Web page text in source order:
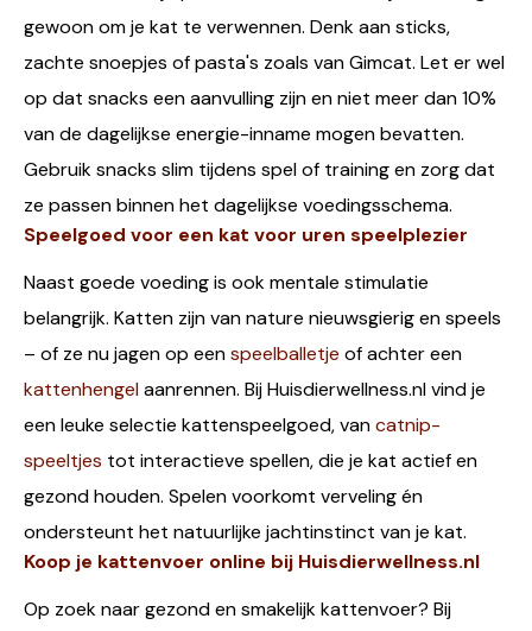
gewoon om je kat te verwennen. Denk aan sticks,
zachte snoepjes of pasta's zoals van Gimcat. Let er wel
op dat snacks een aanvulling zijn en niet meer dan 10%
van de dagelijkse energie-inname mogen bevatten.
Gebruik snacks slim tijdens spel of training en zorg dat
ze passen binnen het dagelijkse voedingsschema.
Speelgoed voor een kat voor uren speelplezier
Naast goede voeding is ook mentale stimulatie
belangrijk. Katten zijn van nature nieuwsgierig en speels
– of ze nu jagen op eenspeelballetje of achter een
kattenhengelaanrennen. Bij Huisdierwellness.nl vind je
een leuke selectie kattenspeelgoed, vancatnip-
speeltjes tot interactieve spellen, die je kat actief en
gezond houden. Spelen voorkomt verveling én
ondersteunt het natuurlijke jachtinstinct van je kat.
Koop je kattenvoer online bij Huisdierwellness.nl
Op zoek naar gezond en smakelijk kattenvoer? Bij